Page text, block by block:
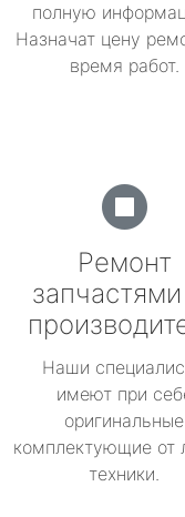
полную
Назначат цену
время работ.
Ремонт
Наши
имеют при
оригинальные
комплектующие от
техники.